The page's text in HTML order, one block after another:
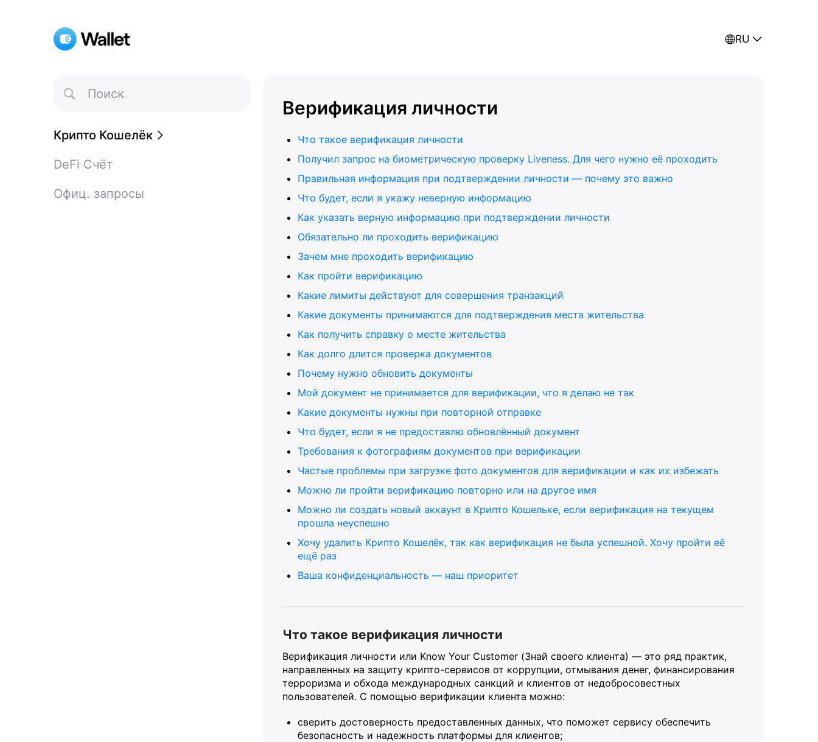
RU
Верификация личности
Что такое верификация личности
Получил запрос на биометрическую проверку Liveness. Для чего нужно её проходить
Правильная информация при подтверждении личности — почему это важно
Что будет, если я укажу неверную информацию
Как указать верную информацию при подтверждении личности
Обязательно ли проходить верификацию
Зачем мне проходить верификацию
Как пройти верификацию
Какие лимиты действуют для совершения транзакций
Какие документы принимаются для подтверждения места жительства
Как получить справку о месте жительства
Как долго длится проверка документов
Почему нужно обновить документы
Мой документ не принимается для верификации, что я делаю не так
Какие документы нужны при повторной отправке
Что будет, если я не предоставлю обновлённый документ
Требования к фотографиям документов при верификации
Частые проблемы при загрузке фото документов для верификации и как их избежать
Можно ли пройти верификацию повторно или на другое имя
Можно ли создать новый аккаунт в Крипто Кошельке, если верификация на текущем
прошла неуспешно
Хочу удалить Крипто Кошелёк, так как верификация не была успешной. Хочу пройти её
ещё раз
Ваша конфиденциальность — наш приоритет
Что такое верификация личности
Верификация личности или Know Your Customer (Знай своего клиента) — это ряд практик,
направленных на защиту крипто-сервисов от коррупции, отмывания денег, финансирования
терроризма и обхода международных санкций и клиентов от недобросовестных
пользователей. С помощью верификации клиента можно:
сверить достоверность предоставленных данных, что поможет сервису обеспечить
безопасность и надежность платформы для клиентов;
Toggle
Search
Крипто Кошелёк
DeFi Счёт
Офиц. запросы